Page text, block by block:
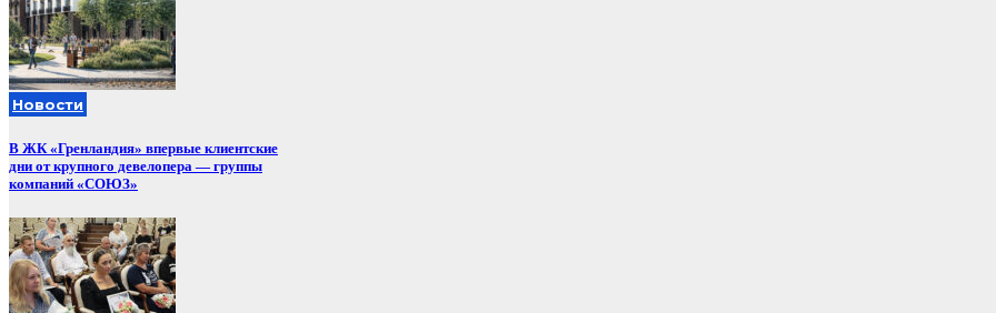
Новости
В ЖК «Гренландия» впервые клиентские
дни от крупного девелопера — группы
компаний «СОЮЗ»